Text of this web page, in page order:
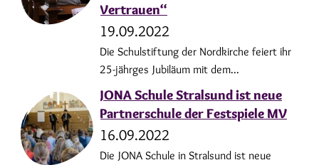
Vertrauen“
19.09.2022
Die Schulstiftung der Nordkirche feiert ihr
25-jährges Jubiläum mit dem...
JONA Schule Stralsund ist neue
Partnerschule der Festspiele MV
16.09.2022
Die JONA Schule in Stralsund ist neue